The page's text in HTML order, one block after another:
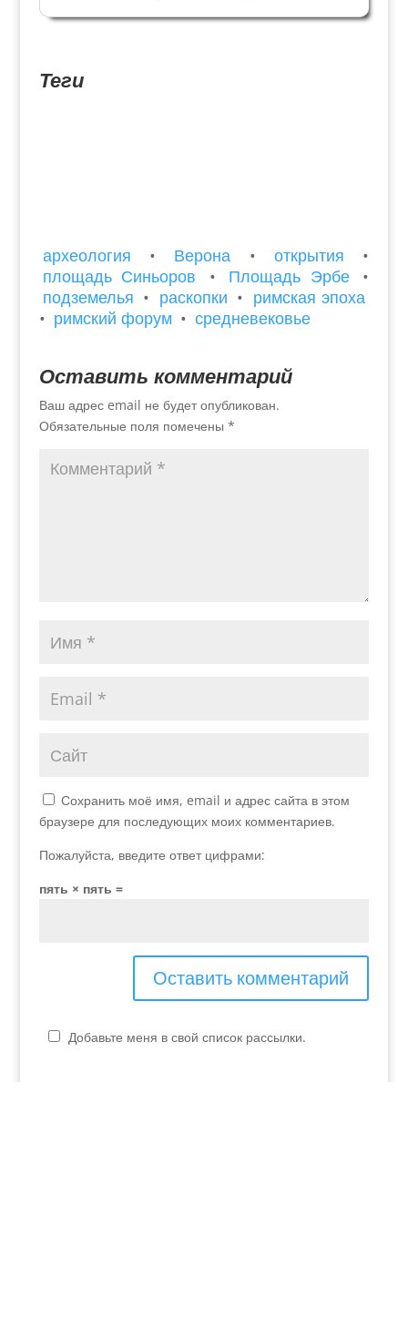
века Верона может похвастаться музеем, в
Теги
археология • Верона • открытия
•
площадь Синьоров
• Площадь Эрбе
•
подземелья • раскопки • римская эпоха
• римский форум • средневековье
Оставить комментарий
Ваш адрес email не будет опубликован.
Обязательные поля помечены *
Сохранить моё имя, email и адрес сайта в этом
браузере для последующих моих комментариев.
Пожалуйста, введите ответ цифрами:
пять × пять =
Добавьте меня в свой список рассылки.